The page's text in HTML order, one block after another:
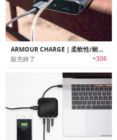
ARMOUR CHARGE｜柔軟性/耐久性に優れたiPhone用ステンレススチール充電ケーブル「アーマーチャージ」
販売終了 +306